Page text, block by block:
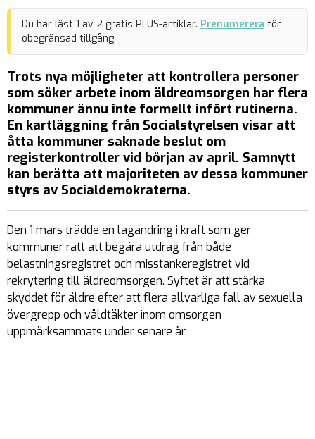
Du har läst 1 av 2 gratis PLUS-artiklar. Prenumerera för
obegränsad tillgång.
Trots nya möjligheter att kontrollera personer
som söker arbete inom äldreomsorgen har flera
kommuner ännu inte formellt infört rutinerna.
En kartläggning från Socialstyrelsen visar att
åtta kommuner saknade beslut om
registerkontroller vid början av april. Samnytt
kan berätta att majoriteten av dessa kommuner
styrs av Socialdemokraterna.
Den 1 mars trädde en lagändring i kraft som ger
kommuner rätt att begära utdrag från både
belastningsregistret och misstankeregistret vid
rekrytering till äldreomsorgen. Syftet är att stärka
skyddet för äldre efter att flera allvarliga fall av sexuella
övergrepp och våldtäkter inom omsorgen
uppmärksammats under senare år.